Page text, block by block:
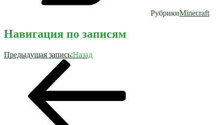
РубрикиMinecraft
Навигация по записям
Предыдущая запись:Назад